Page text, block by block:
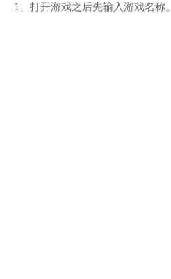
1、打开游戏之后先输入游戏名称。